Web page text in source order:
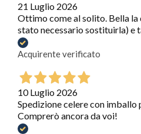
21 Luglio 2026
Ottimo come al solito. Bella la
stato necessario sostituirla) e
Acquirente verificato
10 Luglio 2026
Spedizione celere con
Comprerò ancora da voi!